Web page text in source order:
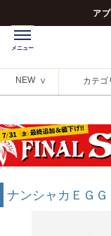
ア
NEW カテゴ
ナンシャカＥＧ